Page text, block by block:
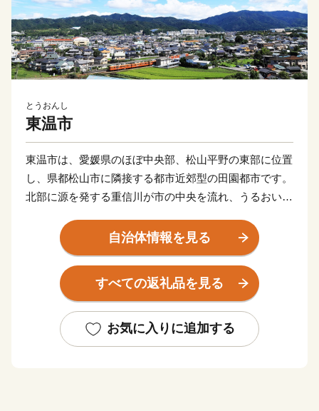
とうおんし
東温市
東温市は、愛媛県のほぼ中央部、松山平野の東部に位置
し、県都松山市に隣接する都市近郊型の田園都市です。
北部に源を発する重信川が市の中央を流れ、うるおいあ
県立自然公園は、東部の霊峰石鎚山系と連なり、棚田や
渓谷を有する里山が自然美を形成しています。また、常
設のミュージカル劇場ではプロのミュージカル俳優の演
劇が１年中行われていたり、地域では秋祭り行事などの
いるなど、芸術・文化・歴史が息づくアートのまちとし
ても近年注目されております。
自治体情報を見る
すべての返礼品を見る
お気に入りに追加する